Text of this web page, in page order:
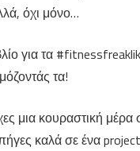
όχι μόνο…
για τα
τα!
μια κουραστική μέρα
καλά σε ένα